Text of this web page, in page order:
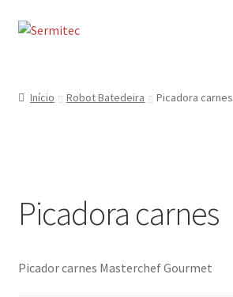
Ir
Saltar
Serviços
Início Robot Batedeira Picadora carnes
Picadora carnes
Picador carnes Masterchef Gourmet